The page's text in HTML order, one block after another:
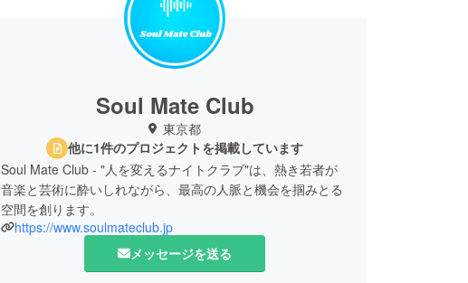
Soul Mate Club
東京都
他に1件のプロジェクトを掲載しています
Soul Mate Club - "人を変えるナイトクラブ"は、熱き若者が
音楽と芸術に酔いしれながら、最高の人脈と機会を掴みとる
空間を創ります。
https://www.soulmateclub.jp
メッセージを送る